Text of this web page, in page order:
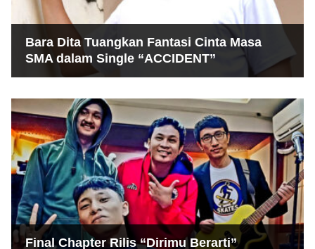
Bara Dita Tuangkan Fantasi Cinta Masa
SMA dalam Single “ACCIDENT”
Final Chapter Rilis “Dirimu Berarti”